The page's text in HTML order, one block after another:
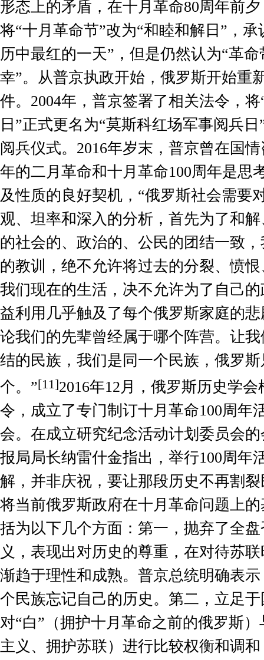
形态上的矛盾，在十月革命80周年前
将“十月革命节”改为“和睦和解日”，承
历中最红的一天”，但是仍然认为“革
幸”。从普京执政开始，俄罗斯开始重
件。 2004年，普京签署了相关法令，
日”正式更名为“莫斯科红场军事阅兵
阅兵仪式。 2016年岁末，普京曾在国
年的二月革命和十月革命100周年是思
及性质的良好契机，“俄罗斯社会需要
观、坦率和深入的分析，首先为了和
的社会的、政治的、公民的团结一致
的教训，绝不允许将过去的分裂、愤
我们现在的生活，决不允许为了自己
益利用几乎触及了每个俄罗斯家庭的
论我们的先辈曾经属于哪个阵营。让
结的民族，我们是同一个民族，俄罗
个。”[11]2016年12月，俄罗斯历史学
令，成立了专门制订十月革命100周年
会。在成立研究纪念活动计划委员会
报局局长纳雷什金指出，举行100周年
解，并非庆祝，要让那段历史不再割
将当前俄罗斯政府在十月革命问题上
括为以下几个方面：第一，抛弃了全
义，表现出对历史的尊重，在对待苏
渐趋于理性和成熟。普京总统明确表
个民族忘记自己的历史。第二，立足
对“白”（拥护十月革命之前的俄罗斯
主义、拥护苏联）进行比较权衡和调